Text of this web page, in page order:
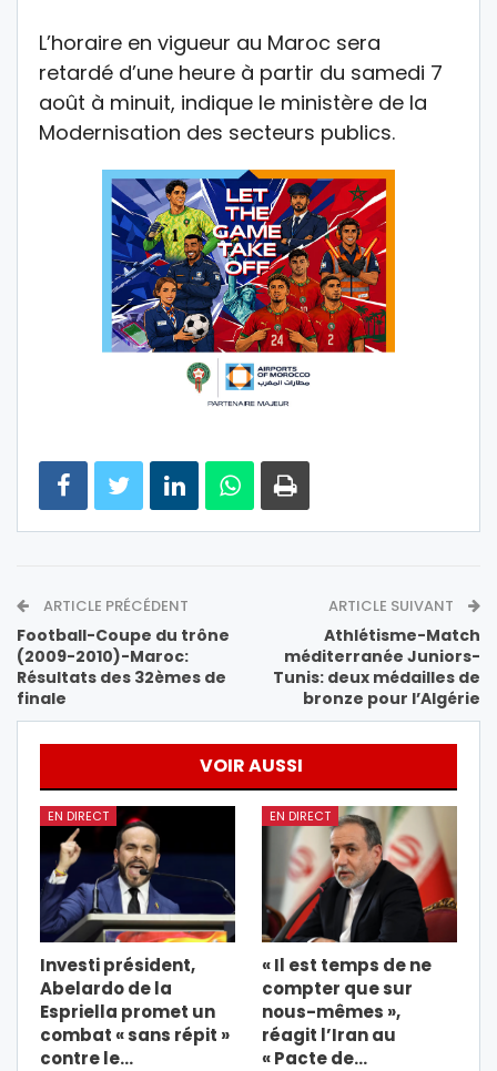
L’horaire en vigueur au Maroc sera
retardé d’une heure à partir du samedi 7
août à minuit, indique le ministère de la
Modernisation des secteurs publics.
ARTICLE PRÉCÉDENT
Football-Coupe du trône
(2009-2010)-Maroc:
Résultats des 32èmes de
finale
ARTICLE SUIVANT
Athlétisme-Match
méditerranée Juniors-
Tunis: deux médailles de
bronze pour l’Algérie
VOIR AUSSI
EN DIRECT
Investi président,
Abelardo de la
Espriella promet un
combat « sans répit »
contre le…
EN DIRECT
« Il est temps de ne
compter que sur
nous-mêmes »,
réagit l’Iran au
« Pacte de…